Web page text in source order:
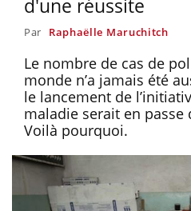
d'une réussite
Par Raphaëlle Maruchitch
Le nombre de cas de
monde n’a jamais été
le lancement de
maladie serait en passe
Voilà pourquoi.